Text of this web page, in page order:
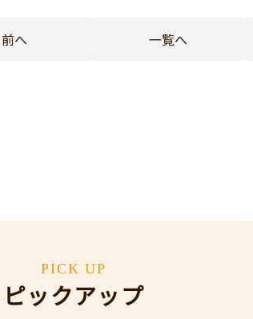
前へ 一覧へ
PICK UP
ピックアップ